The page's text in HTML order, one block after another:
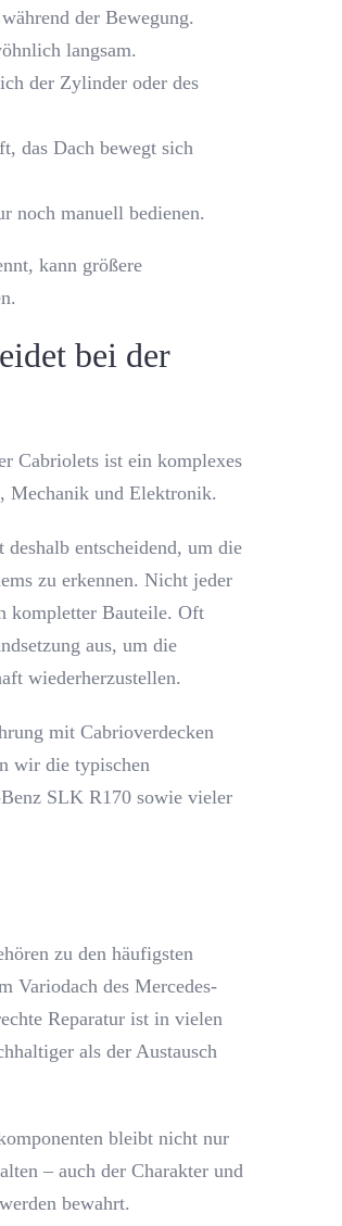
der Bewegung.
langsam.
der Zylinder oder des
das Dach bewegt sich
noch manuell bedienen.
kann größere
bei der
Cabriolets ist ein komplexes
Mechanik und Elektronik.
entscheidend, um die
zu erkennen. Nicht jeder
kompletter Bauteile. Oft
aus, um die
wiederherzustellen.
mit Cabrioverdecken
wir die typischen
SLK R170 sowie vieler
zu den häufigsten
Variodach des Mercedes-
Reparatur ist in vielen
als der Austausch
bleibt nicht nur
– auch der Charakter und
bewahrt.